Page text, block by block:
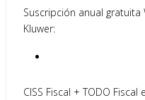
Suscripción anual gratuita
Kluwer:
CISS Fiscal + TODO Fiscal